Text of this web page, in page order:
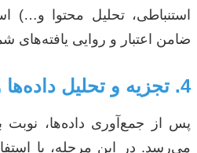
استنباطی، تحلیل محتوا
ضامن اعتبار و روایی یافته‌های
4. تجزیه و تحلیل داده‌ها و یافته‌ها
پس از جمع‌آوری داده‌ها، نوبت
می‌رسد. در این مرحله، با